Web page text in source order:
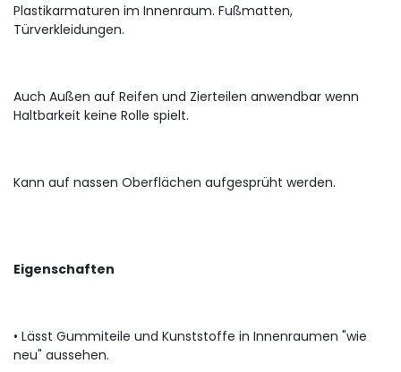
Plastikarmaturen im Innenraum. Fußmatten,
Türverkleidungen.
Auch Außen auf Reifen und Zierteilen anwendbar wenn
Haltbarkeit keine Rolle spielt.
Kann auf nassen Oberflächen aufgesprüht werden.
Eigenschaften
• Lässt Gummiteile und Kunststoffe in Innenraumen "wie
neu" aussehen.